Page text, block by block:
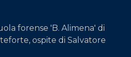
forense 'B. Alimena' di
ospite di Salvatore